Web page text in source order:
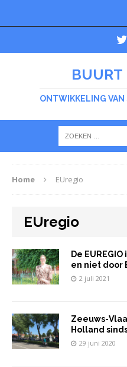
BUURT
ONTWIKKELING
Home EUregio
EUregio
De
en niet door
2 juli 2021
Zeeuws-
Holland
29 juni 2020